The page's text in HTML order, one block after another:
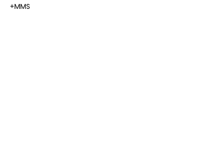
+MMS